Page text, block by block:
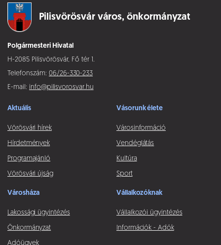
Pilisvörösvár város, önkormányzat
Polgármesteri Hivatal
H-2085 Pilisvörösvár, Fő tér 1.
Telefonszám: 06/26-330-233
E-mail: info@pilisvorosvar.hu
Aktuális
Vörösvári hírek
Hírdetmények
Programajánló
Vörösvári újság
Vásorunk élete
Városinformáció
Vendéglátás
Kultúra
Sport
Városháza
Lakossági ügyintézés
Önkormányzat
Adóügyek
Vállalkozóknak
Vállalkozói ügyintézés
Információk - Adók